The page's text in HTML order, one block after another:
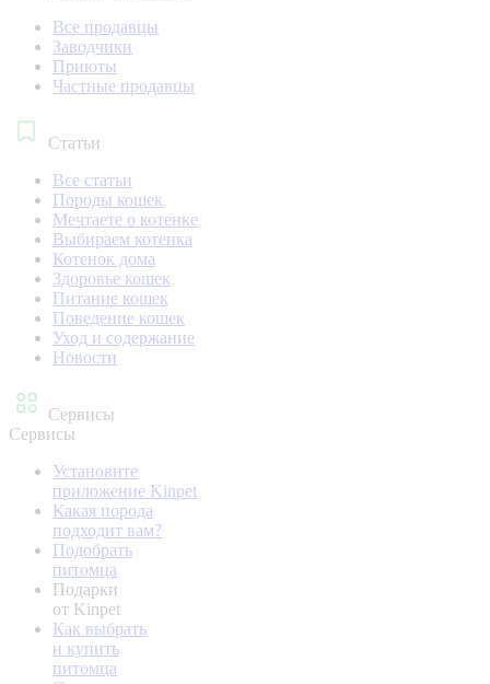
Все продавцы
Заводчики
Приюты
Частные продавцы
Статьи
Все статьи
Породы кошек
Мечтаете о котенке
Выбираем котенка
Котенок дома
Здоровье кошек
Питание кошек
Поведение кошек
Уход и содержание
Новости
Сервисы
Сервисы
Установите
приложение Kinpet
Какая порода
подходит вам?
Подобрать
питомца
Подарки
от Kinpet
Как выбрать
и купить
питомца